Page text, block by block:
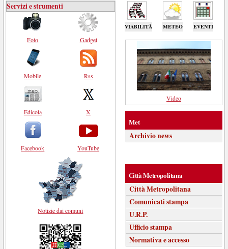
VIABILITÀ METEO EVENTI
Servizi e strumenti
Foto
Mobile
Edicola
Facebook
Gadget
Rss
X
YouTube
Notizie dai comuni
Video
Met
Archivio news
Città Metropolitana
Città Metropolitana
Comunicati stampa
U.R.P.
Ufficio stampa
Normativa e accesso